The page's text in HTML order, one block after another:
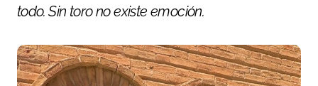
todo. Sin toro no existe emoción.